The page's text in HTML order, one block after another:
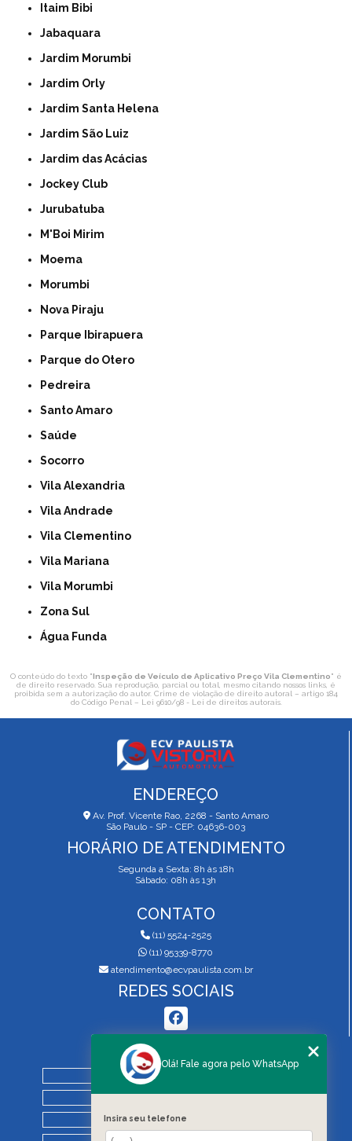
Itaim Bibi
Jabaquara
Jardim Morumbi
Jardim Orly
Jardim Santa Helena
Jardim São Luiz
Jardim das Acácias
Jockey Club
Jurubatuba
M'Boi Mirim
Moema
Morumbi
Nova Piraju
Parque Ibirapuera
Parque do Otero
Pedreira
Santo Amaro
Saúde
Socorro
Vila Alexandria
Vila Andrade
Vila Clementino
Vila Mariana
Vila Morumbi
Zona Sul
Água Funda
O conteúdo do texto "Inspeção de Veículo de Aplicativo Preço Vila Clementino" é
de direito reservado. Sua reprodução, parcial ou total, mesmo citando nossos links, é
proibida sem a autorização do autor. Crime de violação de direito autoral – artigo 184
do Código Penal – Lei 9610/98 - Lei de direitos autorais.
ENDEREÇO
Av. Prof. Vicente Rao, 2268 - Santo Amaro
São Paulo - SP - CEP: 04636-003
HORÁRIO DE ATENDIMENTO
Segunda a Sexta: 8h às 18h
Sábado: 08h às 13h
CONTATO
(11) 5524-2525
(11) 95339-8770
atendimento@ecvpaulista.com.br
REDES SOCIAIS
MENU
QUEM SOMOS
SERVIÇOS
Olá! Fale agora pelo WhatsApp
Insira seu telefone